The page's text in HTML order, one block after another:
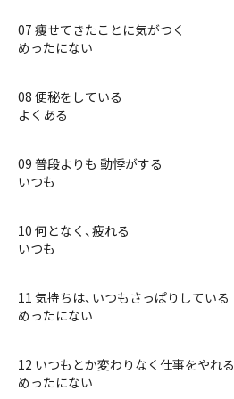
07 痩せてきたことに気がつく
めったにない
08 便秘をしている
よくある
09 普段よりも 動悸がする
いつも
10 何となく、疲れる
いつも
11 気持ちは、いつもさっぱりしている
めったにない
12 いつもとか変わりなく仕事をやれる
めったにない